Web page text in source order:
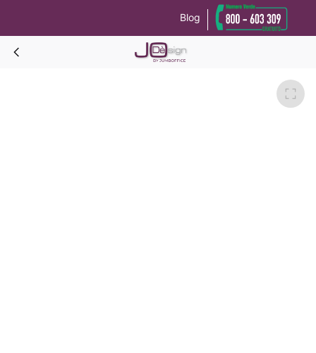
Blog
ARCADY ISABEL Letto Acero-Bianco neve
Informativa sulla raccolta
Le tue preferenze relative alla privacy